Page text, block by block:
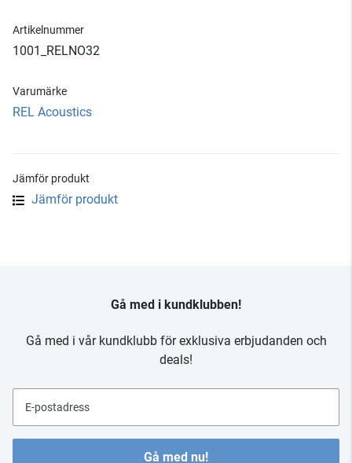
Artikelnummer
1001_RELNO32
Varumärke
REL Acoustics
Jämför produkt
Jämför produkt
Gå med i kundklubben!
Gå med i vår kundklubb för exklusiva erbjudanden och
deals!
E-postadress
Gå med nu!